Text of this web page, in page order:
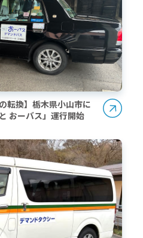
転換】栃木県小山市に
おーバス」運行開始